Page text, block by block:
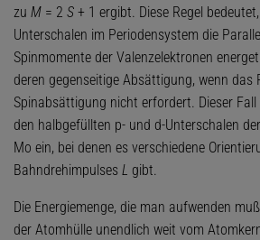
zu M = 2 S + 1 ergibt. Diese Regel
Unterschalen im Periodensystem die
Spinmomente der Valenzelektronen
deren gegenseitige Absättigung, wenn das
Spinabsättigung nicht erfordert. Dieser
den halbgefüllten p- und d-Unterschalen
Mo ein, bei denen es verschiedene
Bahndrehimpulses L gibt.
Die Energiemenge, die man aufwenden
der Atomhülle unendlich weit vom